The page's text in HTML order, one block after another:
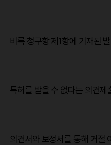
비록 청구항 제1항에 기재된
특허를 받을 수 없다는 의견제
의견서와 보정서를 통해 거절